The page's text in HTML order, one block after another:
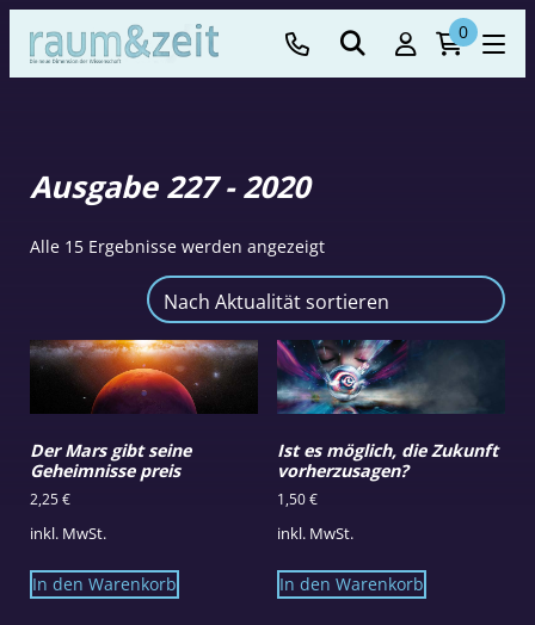
0
Ausgabe 227 - 2020
Alle 15 Ergebnisse werden angezeigtNach
sortiert
Der Mars gibt seine
Geheimnisse preis
2,25€
inkl. MwSt.
In den Warenkorb
Ist es möglich, die Zukunft
vorherzusagen?
1,50€
inkl. MwSt.
In den Warenkorb